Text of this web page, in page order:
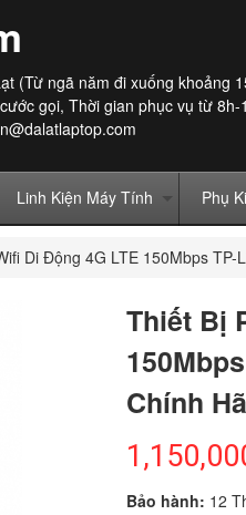
(Từ ngã năm đi xuống khoảng
gọi, Thời gian phục vụ từ 8h-
Linh Kiện Máy Tính Phụ
Di Động 4G LTE 150Mbps
Thiết Bị
Chính
Bảo hành: 12